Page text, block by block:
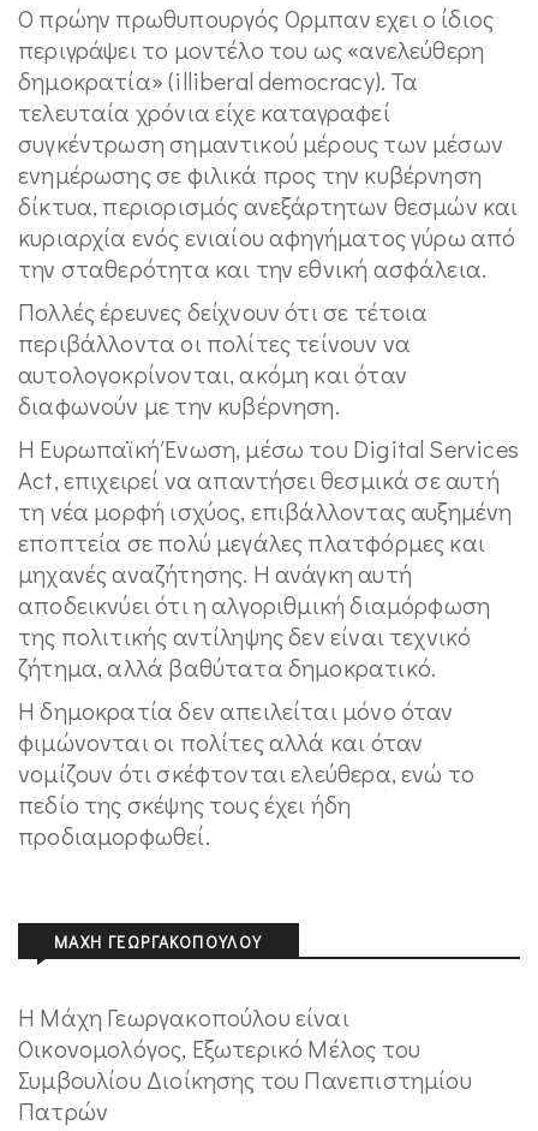
Ο πρώην πρωθυπουργός Ορμπαν εχει ο ίδιος
περιγράψει το μοντέλο του ως «ανελεύθερη
δημοκρατία» (illiberal democracy). Τα
τελευταία χρόνια είχε καταγραφεί
συγκέντρωση σημαντικού μέρους των μέσων
ενημέρωσης σε φιλικά προς την κυβέρνηση
δίκτυα, περιορισμός ανεξάρτητων θεσμών και
κυριαρχία ενός ενιαίου αφηγήματος γύρω από
την σταθερότητα και την εθνική ασφάλεια.
Πολλές έρευνες δείχνουν ότι σε τέτοια
περιβάλλοντα οι πολίτες τείνουν να
αυτολογοκρίνονται, ακόμη και όταν
διαφωνούν με την κυβέρνηση.
Η Ευρωπαϊκή Ένωση, μέσω του Digital Services
Act, επιχειρεί να απαντήσει θεσμικά σε αυτή
τη νέα μορφή ισχύος, επιβάλλοντας αυξημένη
εποπτεία σε πολύ μεγάλες πλατφόρμες και
μηχανές αναζήτησης. Η ανάγκη αυτή
αποδεικνύει ότι η αλγοριθμική διαμόρφωση
της πολιτικής αντίληψης δεν είναι τεχνικό
ζήτημα, αλλά βαθύτατα δημοκρατικό.
Η δημοκρατία δεν απειλείται μόνο όταν
φιμώνονται οι πολίτες αλλά και όταν
νομίζουν ότι σκέφτονται ελεύθερα, ενώ το
πεδίο της σκέψης τους έχει ήδη
προδιαμορφωθεί.
ΜΆΧΗ ΓΕΩΡΓΑΚΟΠΟΎΛΟΥ
Η Μάχη Γεωργακοπούλου είναι
Οικονομολόγος, Εξωτερικό Μέλος του
Συμβουλίου Διοίκησης του Πανεπιστημίου
Πατρών